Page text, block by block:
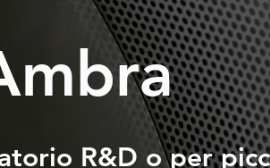
R&D o per